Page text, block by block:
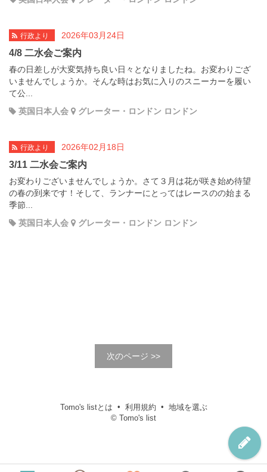
行政より 2026年03月24日
4/8 二水会ご案内
春の日差しが大変気持ち良い日々となりましたね。お変わりござ
いませんでしょうか。そんな時はお気に入りのスニーカーを履い
て公...
英国日本人会
グレーター・ロンドン ロンドン
行政より 2026年02月18日
3/11 二水会ご案内
お変わりございませんでしょうか。さて３月は花が咲き始め待望
の春の到来です！そして、ランナーにとってはレースのの始まる
季節...
英国日本人会
グレーター・ロンドン ロンドン
次のページ >>
Tomo's listとは 利用規約
地域を選ぶ
© Tomo's list